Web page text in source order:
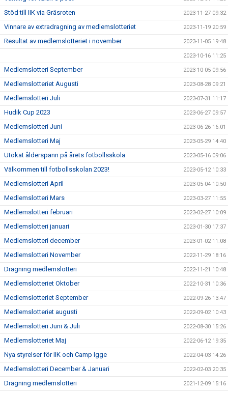
Stöd till IIK via Gräsroten 2023-11-27 09:32
Vinnare av extradragning av medlemslotteriet 2023-11-19 20:59
Resultat av medlemslotteriet i november 2023-11-05 19:48
2023-10-16 11:25
Medlemslotteri September 2023-10-05 09:56
Medlemslotteriet Augusti 2023-08-28 09:21
Medlemslotteri Juli 2023-07-31 11:17
Hudik Cup 2023 2023-06-27 09:57
Medlemslotteri Juni 2023-06-26 16:01
Medlemslotteri Maj 2023-05-29 14:40
Utökat ålderspann på årets fotbollsskola 2023-05-16 09:06
Välkommen till fotbollsskolan 2023! 2023-05-12 10:33
Medlemslotteri April 2023-05-04 10:50
Medlemslotteri Mars 2023-03-27 11:55
Medlemslotteri februari 2023-02-27 10:09
Medlemslotteri januari 2023-01-30 17:37
Medlemslotteri december 2023-01-02 11:08
Medlemslotteri November 2022-11-29 18:16
Dragning medlemslotteri 2022-11-21 10:48
Medlemslotteriet Oktober 2022-10-31 10:36
Medlemslotteriet September 2022-09-26 13:47
Medlemslotteriet augusti 2022-09-02 10:43
Medlemslotteri Juni & Juli 2022-08-30 15:26
Medlemslotteriet Maj 2022-06-12 19:35
Nya styrelser för IIK och Camp Igge 2022-04-03 14:26
Medlemslotteri December & Januari 2022-02-03 20:35
Dragning medlemslotteri 2021-12-09 15:16